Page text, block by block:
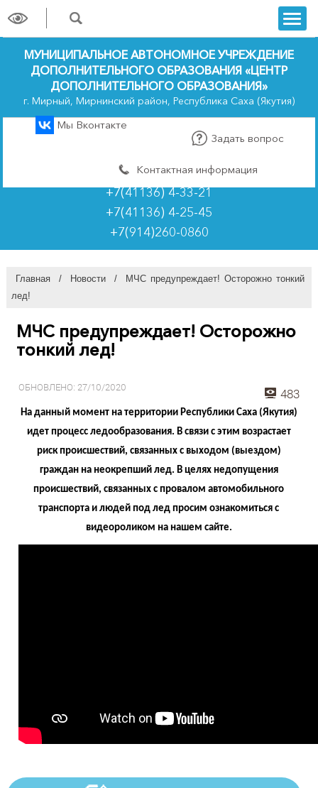
trk
МУНИЦИПАЛЬНОЕ АВТОНОМНОЕ УЧРЕЖДЕНИЕ
ДОПОЛНИТЕЛЬНОГО ОБРАЗОВАНИЯ «ЦЕНТР
ДОПОЛНИТЕЛЬНОГО ОБРАЗОВАНИЯ»
г. Мирный, Мирнинский район, Республика Саха (Якутия)
Мы Вконтакте
Задать вопрос
Контактная информация
+7(41136) 4-33-21
+7(41136) 4-25-45
+7(914)260-0860
Главная / Новости /
МЧС предупреждает! Осторожно тонкий
лед!
МЧС предупреждает! Осторожно
тонкий лед!
ОБНОВЛЕНО: 27/10/2020 483
На данный момент на территории Республики Саха (Якутия)
идет процесс ледообразования. В связи с этим возрастает
риск происшествий, связанных с выходом (выездом)
граждан на неокрепший лед. В целях недопущения
происшествий, связанных с провалом автомобильного
транспорта и людей под лед просим ознакомиться с
видеороликом на нашем сайте.